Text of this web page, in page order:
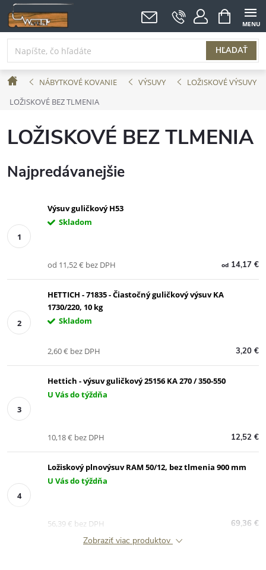
Prejsť
na
obsah
HĽADAŤ
NÁKUPNÝ
KOŠÍK
DomovNÁBYTKOVÉ KOVANIE VÝSUVY
LOŽISKOVÉ VÝSUVY
LOŽISKOVÉ BEZ TLMENIA
LOŽISKOVÉ BEZ TLMENIA
Najpredávanejšie
Výsuv guličkový H53
Skladom
od14,17 €
od 11,52 € bez DPH
HETTICH - 71835 - Čiastočný guličkový výsuv KA
1730/220, 10 kg
Skladom
3,20 €
2,60 € bez DPH
Hettich - výsuv guličkový 25156 KA 270 / 350-550
U Vás do týždňa
12,52 €
10,18 € bez DPH
Ložiskový plnovýsuv RAM 50/12, bez tlmenia 900 mm
U Vás do týždňa
69,36 €
56,39 € bez DPH
Zobraziť viac produktov